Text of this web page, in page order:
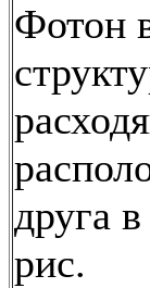
Фотон
друга
рис.